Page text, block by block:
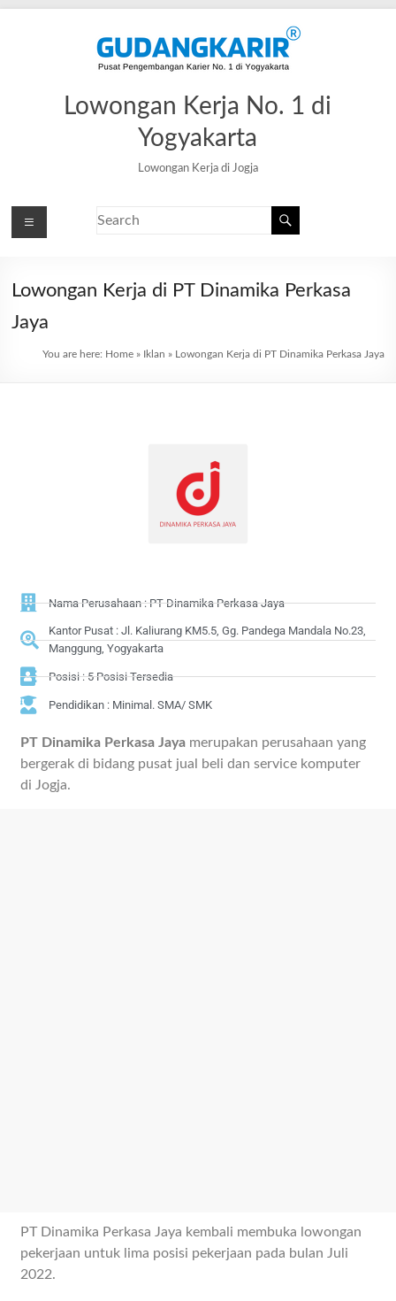
Lowongan Kerja No. 1 di
Yogyakarta
Lowongan Kerja di Jogja
Lowongan Kerja di PT Dinamika Perkasa
Jaya
You are here: Home» Iklan » Lowongan Kerja di PT Dinamika Perkasa Jaya
Nama Perusahaan : PT Dinamika Perkasa Jaya
Kantor Pusat : Jl. Kaliurang KM5.5, Gg. Pandega Mandala No.23,
Manggung, Yogyakarta
Posisi : 5 Posisi Tersedia
Pendidikan : Minimal. SMA/ SMK
PT Dinamika Perkasa Jaya merupakan perusahaan yang
bergerak di bidang pusat jual beli dan service komputer
di Jogja.
PT Dinamika Perkasa Jaya kembali membuka lowongan
pekerjaan untuk lima posisi pekerjaan pada bulan Juli
2022.